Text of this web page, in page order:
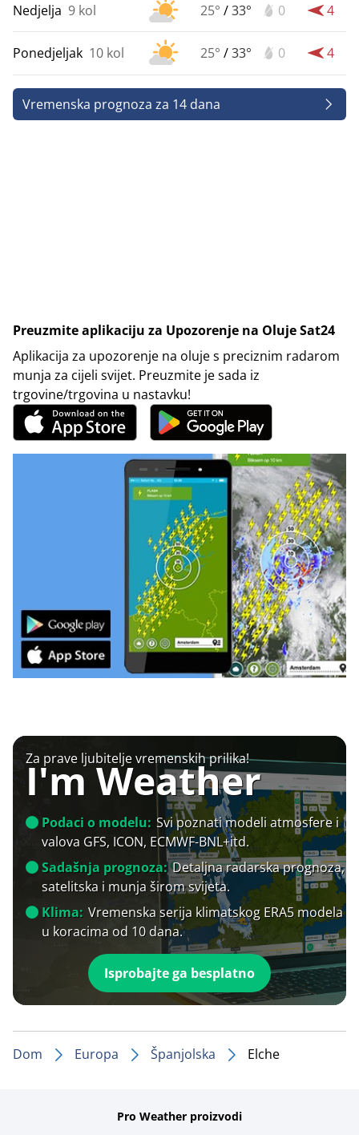
Nedjelja 9 kol 25° /33° 0 4
Ponedjeljak 10 kol 25° /33° 0 4
Vremenska prognoza za 14 dana
Preuzmite aplikaciju za Upozorenje na Oluje Sat24
Aplikacija za upozorenje na oluje s preciznim radarom
munja za cijeli svijet. Preuzmite je sada iz
trgovine/trgovina u nastavku!
Za prave ljubitelje vremenskih prilika!
I'm Weather
Podaci o modelu: Svi poznati modeli atmosfere i
valova GFS, ICON, ECMWF-BNL+itd.
Sadašnja prognoza: Detaljna radarska prognoza,
satelitska i munja širom svijeta.
Klima: Vremenska serija klimatskog ERA5 modela
u koracima od 10 dana.
Isprobajte ga besplatno
Dom Europa Španjolska Elche
Pro Weather proizvodi